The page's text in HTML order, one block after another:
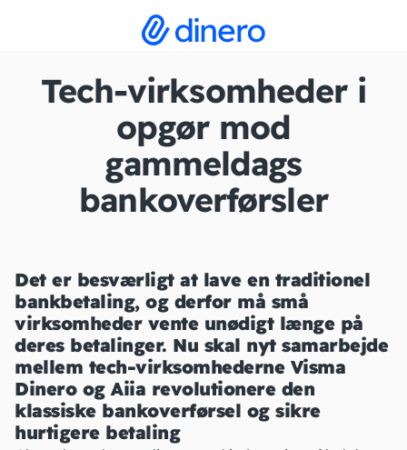
Tech-virksomheder i
opgør mod
gammeldags
bankoverførsler
Det er besværligt at lave en traditionel
bankbetaling, og derfor må små
virksomheder vente unødigt længe på
deres betalinger. Nu skal nyt samarbejde
mellem tech-virksomhederne Visma
Dinero og Aiia revolutionere den
klassiske bankoverførsel og sikre
hurtigere betaling